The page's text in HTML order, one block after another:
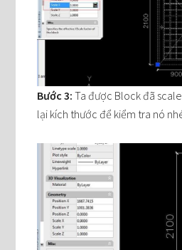
Bước 3:Ta được Block đã
lại kích thước để kiểm tra nó